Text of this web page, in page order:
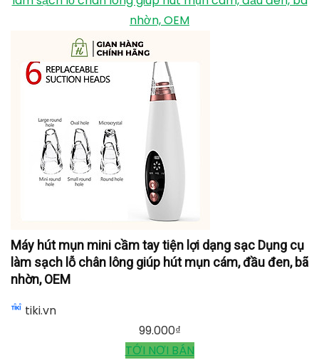
nhờn, OEM
Máy hút mụn mini cầm tay tiện lợi dạng sạc Dụng cụ
làm sạch lỗ chân lông giúp hút mụn cám, đầu đen, bã
nhờn, OEM
tiki.vn
99.000₫
TỚI NƠI BÁN